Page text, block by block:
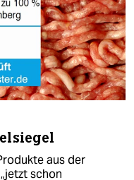
aus der
schon